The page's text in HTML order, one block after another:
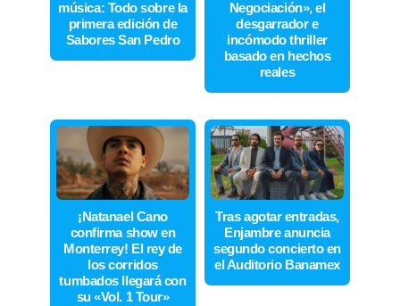
música: Todo sobre la
primera edición de
Sabores San Pedro
Negociación», el
desgarrador e
incómodo thriller
basado en hechos
reales
¡Natanael Cano
confirma show en
Monterrey! El rey de
los corridos
tumbados llegará con
su «Vol. 1 Tour»
Tras agotar entradas,
Enjambre anuncia
segundo concierto en
el Auditorio Banamex